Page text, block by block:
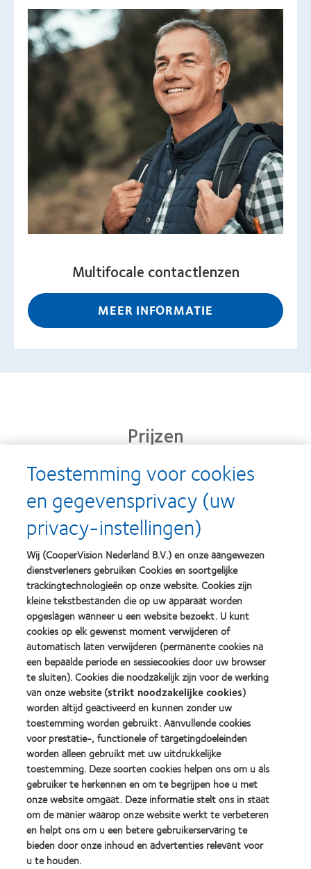
Multifocale contactlenzen
MEER INFORMATIE
Prijzen
Learn
more
about
Silmo
d’Or
best
product
award
met
MyDay™
(2013)
Learn
more
about
Contact
Lens
Product
of
the
Year
(2013)
Learn
more
about
2012
&
2010
Best
Companies
for
Leaders
(2012)
Learn
more
about
2011
Best
Factory
Awards
(2011)
Learn
more
about
ODMA
2011
(2011)
Learn
more
about
2012
REBRAND
100®
Global
Award
(2012)
Onze producten
Zoek uw contactlens
Contactlenstechnologie
Toestemming voor cookies
en gegevensprivacy (uw
privacy-instellingen)
Wij (CooperVision Nederland B.V.) en onze aangewezen
dienstverleners gebruiken Cookies en soortgelijke
trackingtechnologieën op onze website. Cookies zijn
kleine tekstbestanden die op uw apparaat worden
opgeslagen wanneer u een website bezoekt. U kunt
cookies op elk gewenst moment verwijderen of
automatisch laten verwijderen (permanente cookies na
een bepaalde periode en sessiecookies door uw browser
te sluiten). Cookies die noodzakelijk zijn voor de werking
van onze website (strikt noodzakelijke cookies)
worden altijd geactiveerd en kunnen zonder uw
toestemming worden gebruikt. Aanvullende cookies
voor prestatie-, functionele of targetingdoeleinden
worden alleen gebruikt met uw uitdrukkelijke
toestemming. Deze soorten cookies helpen ons om u als
gebruiker te herkennen en om te begrijpen hoe u met
onze website omgaat. Deze informatie stelt ons in staat
om de manier waarop onze website werkt te verbeteren
en helpt ons om u een betere gebruikerservaring te
bieden door onze inhoud en advertenties relevant voor
u te houden.